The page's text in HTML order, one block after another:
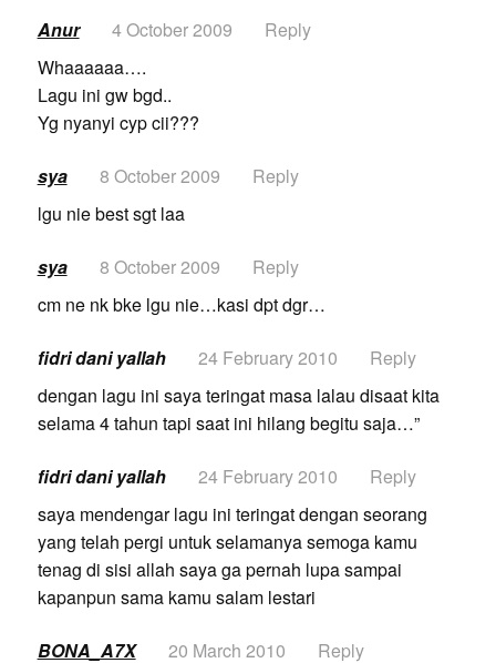
Anur 4 October 2009
Reply
Whaaaaaa….
Lagu ini gw bgd..
Yg nyanyi cyp cii???
sya 8 October 2009
Reply
lgu nie best sgt laa
sya 8 October 2009
Reply
cm ne nk bke lgu nie…kasi dpt dgr…
fidri dani yallah 24 February 2010
Reply
dengan lagu ini saya teringat masa lalau disaat kita
selama 4 tahun tapi saat ini hilang begitu saja…”
fidri dani yallah 24 February 2010
Reply
saya mendengar lagu ini teringat dengan seorang
yang telah pergi untuk selamanya semoga kamu
tenag di sisi allah saya ga pernah lupa sampai
kapanpun sama kamu salam lestari
BONA_A7X 20 March 2010
Reply